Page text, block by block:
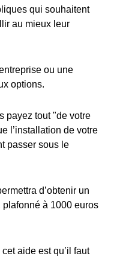
qui souhaitent
au mieux leur
ou une
options.
payez tout "de votre
l’installation de votre
passer sous le
d’obtenir un
à 1000 euros
aide est qu’il faut